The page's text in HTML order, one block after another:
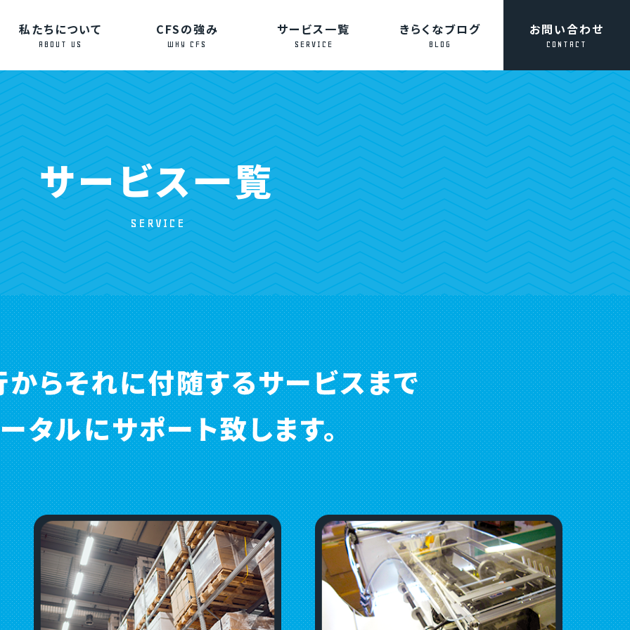
私たちについて
ABOUT US
CFSの強み
WHY CFS
サービス一覧
SERVICE
きらくなブログ
BLOG
お問い合わせ
CONTACT
サービス一覧
SERVICE
らそれに付随するサービスまで
タルにサポート致します。